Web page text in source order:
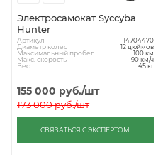
Электросамокат Syccyba
Hunter
Артикул 14704470
Диаметр колес 12 дюймов
Максимальный пробег 100 км
Макс. скорость 90 км/ч
Вес 45 кг
155 000 руб./шт
173 000руб./шт
СВЯЗАТЬСЯ С ЭКСПЕРТОМ